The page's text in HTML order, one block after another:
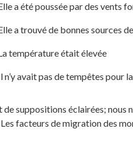
a été poussée par des vents
a trouvé de bonnes sources
température était élevée
n’y avait pas de tempêtes pour
de suppositions éclairées; nous
Les facteurs de migration des